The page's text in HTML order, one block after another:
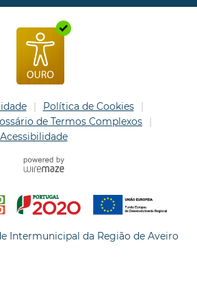
Política de Cookies
de Termos Complexos
Acessibilidade
Intermunicipal da Região de Aveiro